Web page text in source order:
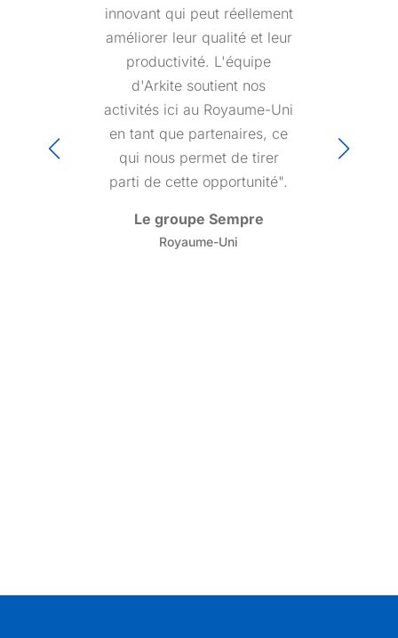
compétence et sens de
l'urgence dans n'importe
quelle situation. Les clients
se sentent en sécurité parce
qu'ils savent que quelqu'un
chez Arkite va prévenir ou
résoudre leurs problèmes.
Angiolini Consulting
Italie